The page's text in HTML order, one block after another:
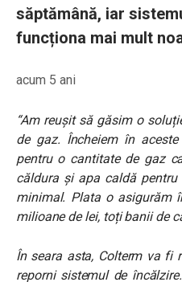
săptămână, iar
funcționa mai mult
acum 5 ani
“Am reușit să găsim o
de gaz. Încheiem în
pentru o cantitate de gaz
căldura și apa caldă
minimal. Plata o asigurăm
milioane de lei, toți banii de
În seara asta, Colterm va fi
reporni sistemul de